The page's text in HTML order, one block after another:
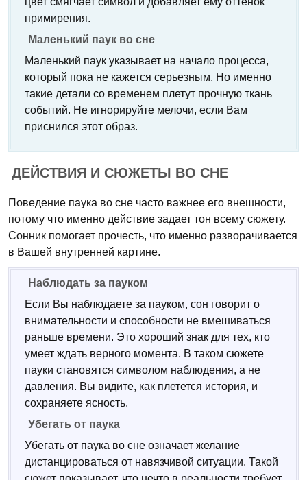
примирения.
Маленький паук во сне
Маленький паук указывает на начало процесса,
который пока не кажется серьезным. Но именно
такие детали со временем плетут прочную ткань
событий. Не игнорируйте мелочи, если Вам
приснился этот образ.
ДЕЙСТВИЯ И СЮЖЕТЫ ВО СНЕ
Поведение паука во сне часто важнее его внешности,
потому что именно действие задает тон всему сюжету.
Сонник помогает прочесть, что именно разворачивается
в Вашей внутренней картине.
Наблюдать за пауком
Если Вы наблюдаете за пауком, сон говорит о
внимательности и способности не вмешиваться
раньше времени. Это хороший знак для тех, кто
умеет ждать верного момента. В таком сюжете
пауки становятся символом наблюдения, а не
давления. Вы видите, как плетется история, и
сохраняете ясность.
Убегать от паука
Убегать от паука во сне означает желание
дистанцироваться от навязчивой ситуации. Такой